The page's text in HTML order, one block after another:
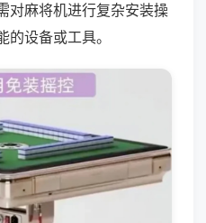
对麻将机进行复杂安装操
设备或工具。